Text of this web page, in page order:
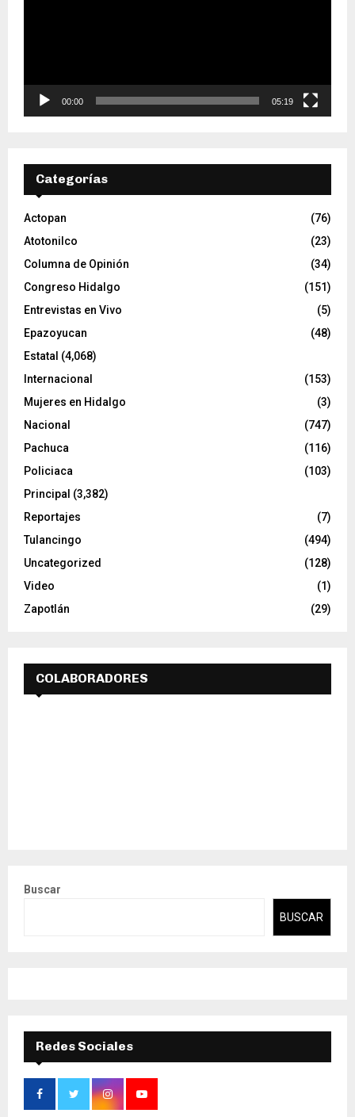
t
r
v
e
o
00:00 05:19
Categorías
Actopan
(76)
Atotonilco
(23)
Columna de Opinión
(34)
Congreso Hidalgo
(151)
Entrevistas en Vivo
(5)
Epazoyucan
(48)
Estatal (4,068)
Internacional
(153)
Mujeres en Hidalgo
(3)
Nacional
(747)
Pachuca
(116)
Policiaca
(103)
Principal (3,382)
Reportajes
(7)
Tulancingo
(494)
Uncategorized
(128)
Video
(1)
Zapotlán
(29)
COLABORADORES
Buscar
BUSCAR
Redes Sociales